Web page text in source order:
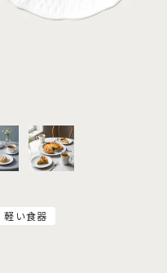
軽い食器